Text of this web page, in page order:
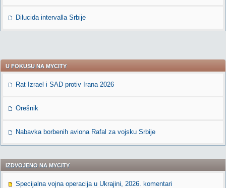
Dilucida intervalla Srbije
U FOKUSU NA MYCITY
Rat Izrael i SAD protiv Irana 2026
Orešnik
Nabavka borbenih aviona Rafal za vojsku Srbije
IZDVOJENO NA MYCITY
Specijalna vojna operacija u Ukrajini, 2026. komentari